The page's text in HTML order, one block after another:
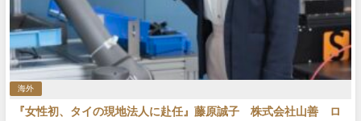
海外
『女性初、タイの現地法人に赴任』藤原誠子 株式会社山善 ロ